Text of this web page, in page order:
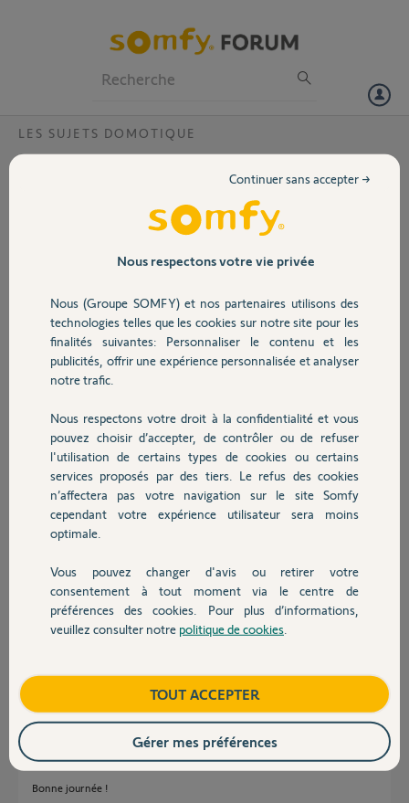
Volet
Sécurité
Domotique
Chauffage
Autres produits
Devis avec un pro
Contact
LES SUJETS DOMOTIQUE
Erreur au niveau du serveur ?
Bonjour,
Depuis quelque temps j'ai
l'une ou l'autre de ces
erreurs (voir capture
d'écran) soit quand je
soit une simple
commande sur une
lampe par exemple. Je
reboot le box, ça refonctionne et le lendemain idem.
La configuration de ma box Tahoma V2 n'a pas changé depuis plus
Quelqu'un a-t-il une idée?
il y a environ 6 ans
Participer au fil de discussion
Réponses
Laissez ici le pin du Tahoma et attendez d'être contacté par un Yellow.
Bonne journée !
Nous respectons votre vie privée
Nous (Groupe SOMFY) et nos partenaires utilisons des
technologies telles que les cookies sur notre site pour les
finalités suivantes: Personnaliser le contenu et les
publicités, offrir une expérience personnalisée et analyser
notre trafic.
Nous respectons votre droit à la confidentialité et vous
pouvez choisir d’accepter, de contrôler ou de refuser
l'utilisation de certains types de cookies ou certains
services proposés par des tiers. Le refus des cookies
n’affectera pas votre navigation sur le site Somfy
cependant votre expérience utilisateur sera moins
optimale.
Vous pouvez changer d'avis ou retirer votre
consentement à tout moment via le centre de
préférences des cookies. Pour plus d’informations,
veuillez consulter notre politique de cookies
Continuer sans accepter →
TOUT ACCEPTER
Gérer mes préférences